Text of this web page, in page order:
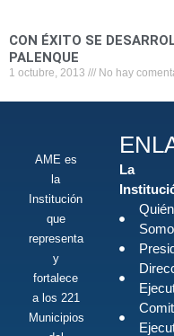
CON ÉXITO SE
PALENQUE
1 octubre, 2013 No hay
AME es
la
Institución
que
representa
y
fortalece
a los 221
Municipios
La